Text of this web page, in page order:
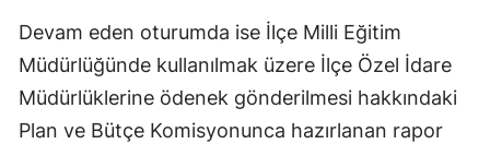
Konya
Kütahya
Malatya
Devam eden oturumda ise İlçe Milli Eğitim
Müdürlüğünde kullanılmak üzere İlçe Özel İdare
Müdürlüklerine ödenek gönderilmesi hakkındaki
Plan ve Bütçe Komisyonunca hazırlanan rapor